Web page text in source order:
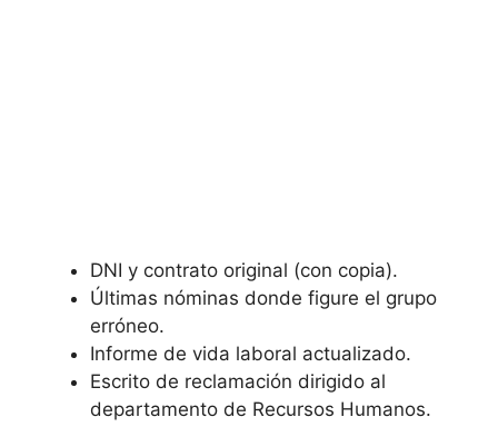
DNI y contrato original (con copia).
Últimas nóminas donde figure el grupo
erróneo.
Informe de vida laboral actualizado.
Escrito de reclamación dirigido al
departamento de Recursos Humanos.